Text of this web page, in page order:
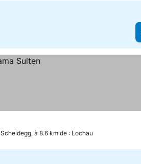
Scheidegg, à 8.6 km de : Lochau